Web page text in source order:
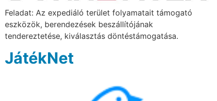
Feladat: Az expediáló terület folyamatait támogató
eszközök, berendezések beszállítójának
tendereztetése, kiválasztás döntéstámogatása.
JátékNet